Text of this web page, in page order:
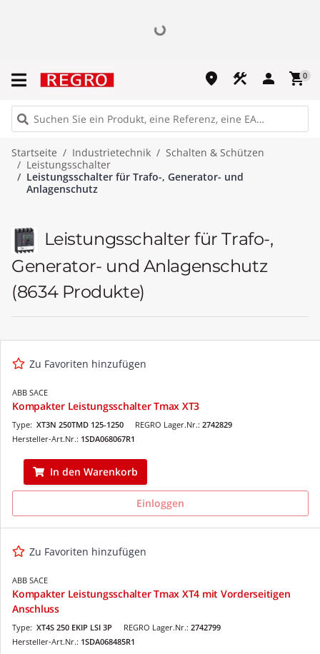
place construction person shopping_cart0
Startseite Industrietechnik
Schalten & Schützen
Leistungsschalter
Leistungsschalter für Trafo-, Generator- und
Anlagenschutz
Leistungsschalter für Trafo-,
Generator- und Anlagenschutz
(8634 Produkte)
Zu Favoriten hinzufügen
ABB SACE
Kompakter Leistungsschalter Tmax XT3
REGRO Lager.Nr.: 2742829
Type: XT3N 250TMD 125-1250
Hersteller-Art.Nr.: 1SDA068067R1
In den Warenkorb
Einloggen
Zu Favoriten hinzufügen
ABB SACE
Kompakter Leistungsschalter Tmax XT4 mit Vorderseitigen
Anschluss
REGRO Lager.Nr.: 2742799
Type: XT4S 250 EKIP LSI 3P
Hersteller-Art.Nr.: 1SDA068485R1